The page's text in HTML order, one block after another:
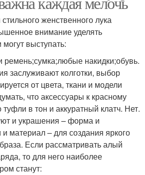
женственного лука
внимание уделять
выступать:
ремень;сумка;любые накидки;обувь.
заслуживают колготки, выбор
от цвета, ткани и модели
что аксессуары к красному
в тон и аккуратный клатч. Нет.
и украшения – форма и
и материал – для создания яркого
Если рассматривать алый
то для него наиболее
станут: